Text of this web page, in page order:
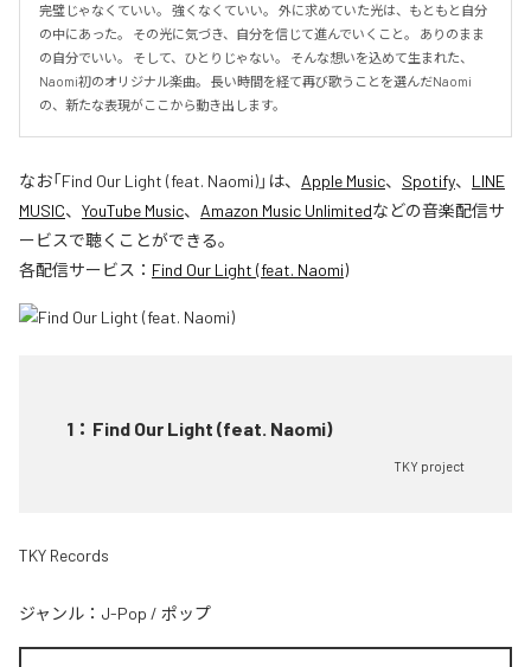
完璧じゃなくていい。 強くなくていい。 外に求めていた光は、もともと自分
の中にあった。 その光に気づき、自分を信じて進んでいくこと。 ありのまま
の自分でいい。 そして、ひとりじゃない。 そんな想いを込めて生まれた、
Naomi初のオリジナル楽曲。 長い時間を経て再び歌うことを選んだNaomi
の、新たな表現がここから動き出します。
なお「Find Our Light (feat. Naomi)」は、 Apple Music、 Spotify、 LINE
MUSIC、 YouTube Music、 Amazon Music Unlimitedなどの音楽配信サ
ービスで聴くことができる。
各配信サービス： Find Our Light (feat. Naomi)
1 ： Find Our Light (feat. Naomi)
TKY project
TKY Records
ジャンル： J-Pop / ポップ